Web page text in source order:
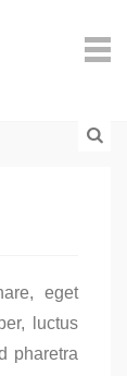
eget
luctus
pharetra